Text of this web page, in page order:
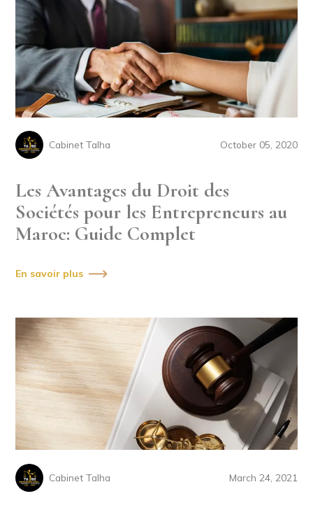
Cabinet Talha October 05, 2020
Les Avantages du Droit des
Sociétés pour les Entrepreneurs au
Maroc: Guide Complet
En savoir plus
Cabinet Talha March 24, 2021